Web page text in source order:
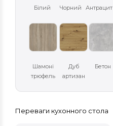
Білий Чорний Антрацит
Шамоні
трюфель
Дуб
артизан
Бетон
Переваги кухонного стола